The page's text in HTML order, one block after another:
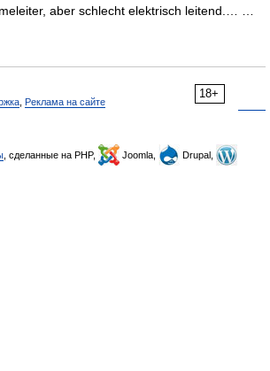
aber schlecht elektrisch leitend.… …
18+
Реклама на сайте
, сделанные на PHP, Joomla,
Drupal,